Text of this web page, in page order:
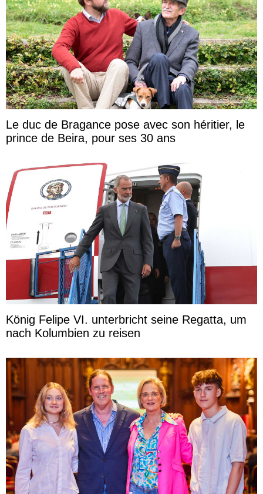
Le duc de Bragance pose avec son héritier, le
prince de Beira, pour ses 30 ans
König Felipe VI. unterbricht seine Regatta, um
nach Kolumbien zu reisen